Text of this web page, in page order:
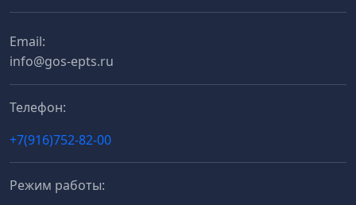
Email:
info@gos-epts.ru
Телефон:
+7(916)752-82-00
Режим работы: